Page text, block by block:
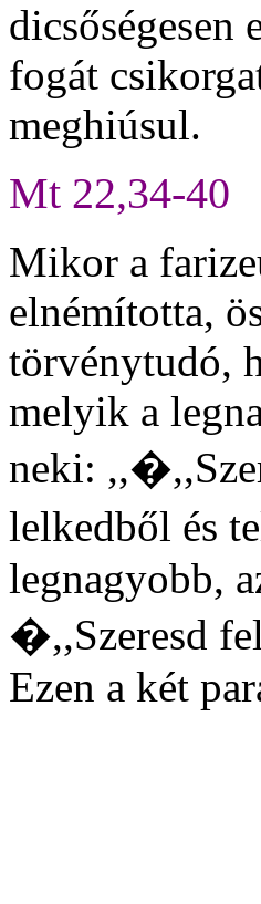
dicsőségesen
fogát
meghiúsul.
Mt 22,34-40
Mikor a
elnémította,
törvénytudó,
melyik a
neki:
lelkedből és
legnagyobb,
�,,Szeresd
Ezen a két